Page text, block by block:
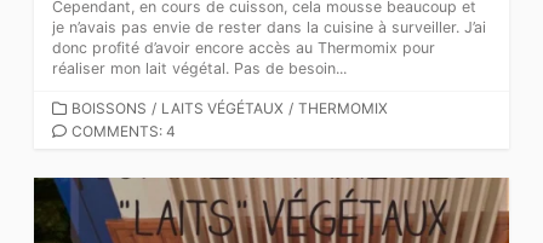
Cependant, en cours de cuisson, cela mousse beaucoup et
je n’avais pas envie de rester dans la cuisine à surveiller. J’ai
donc profité d’avoir encore accès au Thermomix pour
réaliser mon lait végétal. Pas de besoin...
CATEGORIES
BOISSONS / LAITS VÉGÉTAUX / THERMOMIX
COMMENTS: 4